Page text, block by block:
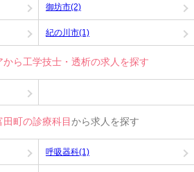
御坊市(2)
紀の川市(1)
ら工学技士・透析の求人を探す
町の診療科目から求人を探す
呼吸器科(1)